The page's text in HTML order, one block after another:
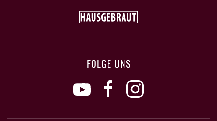
FOLGE UNS